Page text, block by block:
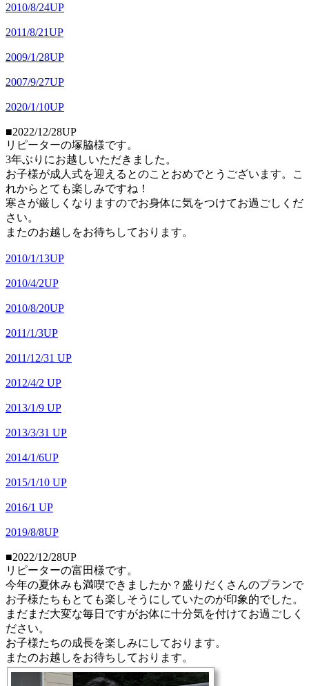
2010/8/24UP
2011/8/21UP
2009/1/28UP
2007/9/27UP
2020/1/10UP
■2022/12/28UP
リピーターの塚脇様です。
3年ぶりにお越しいただきました。
お子様が成人式を迎えるとのことおめでとうございます。こ
れからとても楽しみですね！
寒さが厳しくなりますのでお身体に気をつけてお過ごしくだ
さい。
またのお越しをお待ちしております。
2010/1/13UP
2010/4/2UP
2010/8/20UP
2011/1/3UP
2011/12/31 UP
2012/4/2 UP
2013/1/9 UP
2013/3/31 UP
2014/1/6UP
2015/1/10 UP
2016/1 UP
2019/8/8UP
■2022/12/28UP
リピーターの富田様です。
今年の夏休みも満喫できましたか？盛りだくさんのプランで
お子様たちもとても楽しそうにしていたのが印象的でした。
まだまだ大変な毎日ですがお体に十分気を付けてお過ごしく
ださい。
お子様たちの成長を楽しみにしております。
またのお越しをお待ちしております。